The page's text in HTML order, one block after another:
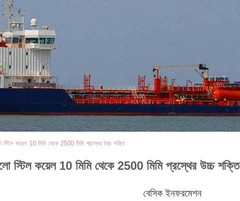
কয়েল 10 মিমি থেকে 2500 মিমি প্রস্থের উচ্চ শক্তি
কয়েল 10 মিমি থেকে 2500 মিমি প্রস্থের উচ্চ শক্তি
বেসিক ইনফরমেশন